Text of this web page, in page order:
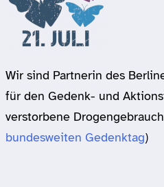
Wir sind Partnerin des
für den Gedenk- und
verstorbene
bundesweiten Gedenktag)